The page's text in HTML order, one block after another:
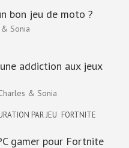
bon jeu de moto ?
Sonia
addiction aux jeux
& Sonia
PAR JEU FORTNITE
gamer pour Fortnite